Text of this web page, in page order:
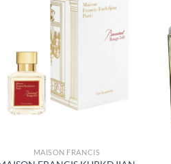
AÑADIR
LISTA
MAISON FRANCIS